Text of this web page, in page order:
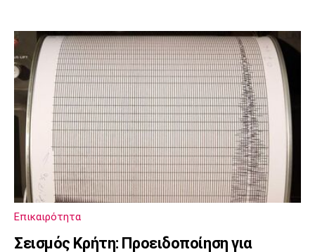
Επικαιρότητα
Σεισμός Κρήτη: Προειδοποίηση για